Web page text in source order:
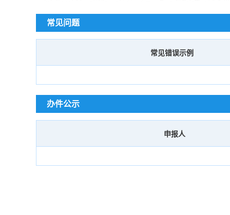
常见问题
常见错误示例
办件公示
申报人